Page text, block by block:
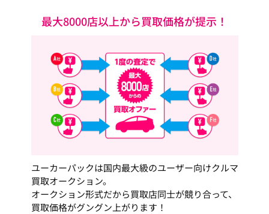
最大8000店以上から買取価格が提示！
ユーカーパックは国内最大級のユーザー向けクルマ
買取オークション。
オークション形式だから買取店同士が競り合って、
買取価格がグングン上がります！